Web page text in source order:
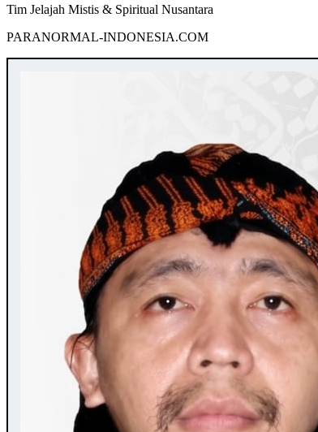
Tim Jelajah Mistis & Spiritual Nusantara
PARANORMAL-INDONESIA.COM